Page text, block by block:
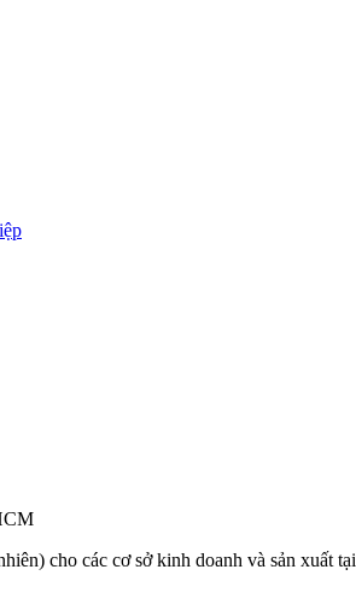
cho các cơ sở kinh doanh và sản xuất tại